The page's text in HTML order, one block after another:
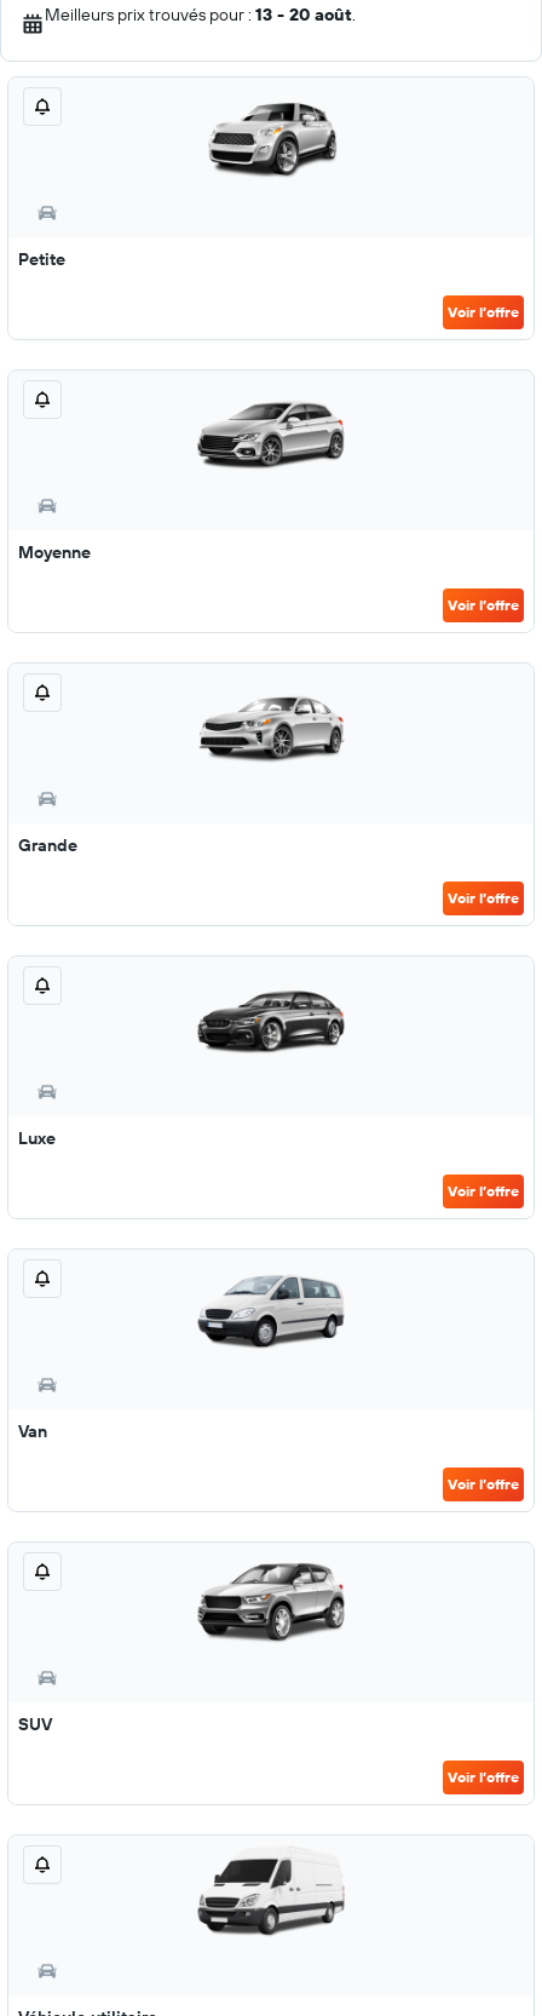
Meilleurs prix trouvés pour : 13 - 20 août.
Petite
Voir l’offre
Moyenne
Voir l’offre
Grande
Voir l’offre
Luxe
Voir l’offre
Van
Voir l’offre
SUV
Voir l’offre